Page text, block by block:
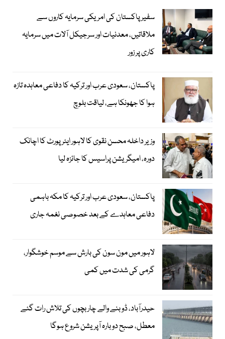
سفیر پاکستان کی امریکی سرمایہ کاروں سے
ملاقاتیں، معدنیات اور سرجیکل آلات میں سرمایہ
کاری پر زور
پاکستان، سعودی عرب اور ترکیہ کا دفاعی معاہدہ تازہ
ہوا کا جھونکا ہے، لیاقت بلوچ
وزیر داخلہ محسن نقوی کا لاہور ایئر پورٹ کا اچانک
دورہ، امیگریشن پراسیس کا جائزہ لیا
پاکستان، سعودی عرب اور ترکیہ کا مکہ باہمی
دفاعی معاہدے کے بعد خصوصی نغمہ جاری
لاہور میں مون سون کی بارش سے موسم خوشگوار،
گرمی کی شدت میں کمی
حیدرآباد، ڈوبنے والے چار بچوں کی تلاش رات گئے
معطل، صبح دوبارہ آپریشن شروع ہوگا